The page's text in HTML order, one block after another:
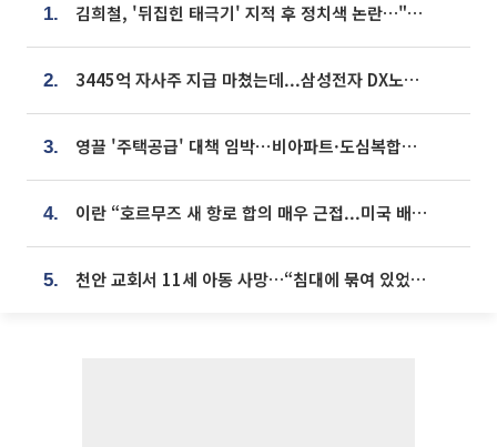
1. 김희철, '뒤집힌 태극기' 지적 후 정치색 논란…"좌우 떠나 우리나라 국기"
2. 3445억 자사주 지급 마쳤는데...삼성전자 DX노조, 뒤늦은 '떼쓰기 집회'
3. 영끌 '주택공급' 대책 임박⋯비아파트·도심복합까지 총동원
4. 이란 “호르무즈 새 항로 합의 매우 근접...미국 배상 먼저”
5. 천안 교회서 11세 아동 사망…“침대에 묶여 있었다” 진술 확보